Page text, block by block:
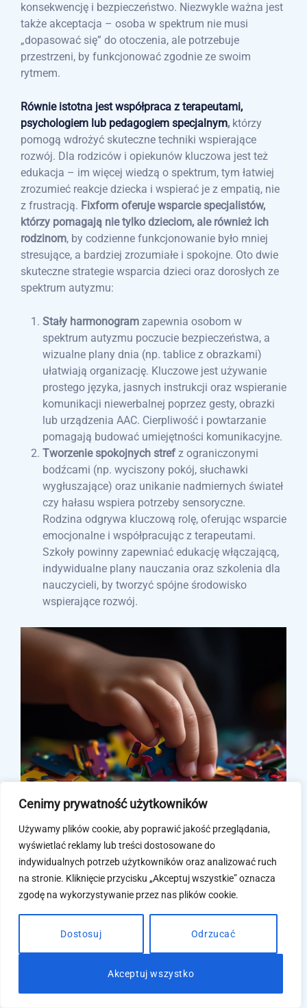
Cenimy prywatność użytkowników
Używamy plików cookie, aby poprawić jakość przeglądania,
wyświetlać reklamy lub treści dostosowane do
indywidualnych potrzeb użytkowników oraz analizować ruch
na stronie. Kliknięcie przycisku „Akceptuj wszystkie” oznacza
zgodę na wykorzystywanie przez nas plików cookie.
Dostosuj Odrzucać
Akceptuj wszystko
konsekwencję i bezpieczeństwo. Niezwykle ważna jest
także akceptacja – osoba w spektrum nie musi
„dopasować się” do otoczenia, ale potrzebuje
przestrzeni, by funkcjonować zgodnie ze swoim
rytmem.
Równie istotna jest współpraca z terapeutami,
psychologiem lub pedagogiem specjalnym, którzy
pomogą wdrożyć skuteczne techniki wspierające
rozwój. Dla rodziców i opiekunów kluczowa jest też
edukacja – im więcej wiedzą o spektrum, tym łatwiej
zrozumieć reakcje dziecka i wspierać je z empatią, nie
z frustracją. Fixform oferuje wsparcie specjalistów,
którzy pomagają nie tylko dzieciom, ale również ich
rodzinom, by codzienne funkcjonowanie było mniej
stresujące, a bardziej zrozumiałe i spokojne. Oto dwie
skuteczne strategie wsparcia dzieci oraz dorosłych ze
spektrum autyzmu:
Stały harmonogram zapewnia osobom w
spektrum autyzmu poczucie bezpieczeństwa, a
wizualne plany dnia (np. tablice z obrazkami)
ułatwiają organizację. Kluczowe jest używanie
prostego języka, jasnych instrukcji oraz wspieranie
komunikacji niewerbalnej poprzez gesty, obrazki
lub urządzenia AAC. Cierpliwość i powtarzanie
pomagają budować umiejętności komunikacyjne.
Tworzenie spokojnych strefz ograniczonymi
bodźcami (np. wyciszony pokój, słuchawki
wygłuszające) oraz unikanie nadmiernych świateł
czy hałasu wspiera potrzeby sensoryczne.
Rodzina odgrywa kluczową rolę, oferując wsparcie
emocjonalne i współpracując z terapeutami.
Szkoły powinny zapewniać edukację włączającą,
indywidualne plany nauczania oraz szkolenia dla
nauczycieli, by tworzyć spójne środowisko
wspierające rozwój.
fot. freepik.com
Rola WWR w
spektrum autyzmu